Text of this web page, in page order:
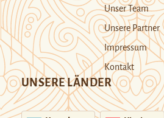
Unser Team
Unsere Partner
Impressum
Kontakt
UNSERE LÄNDER